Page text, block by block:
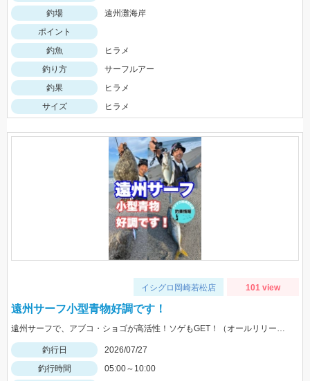
釣場
遠州灘海岸
ポイント
釣魚
ヒラメ
釣り方
サーフルアー
釣果
ヒラメ
サイズ
ヒラメ
イシグロ岡崎若松店 101 view
遠州サーフ小型青物好調です！
遠州サーフで、アブコ・ショゴが高活性！ソゲもGET！（オールリリースさせて頂きました）ヒットルアーは、ジーク Ｆサーディン20ｇ 20ｇのサイズ感が良かったです！
釣行日
2026/07/27
釣行時間
05:00～10:00